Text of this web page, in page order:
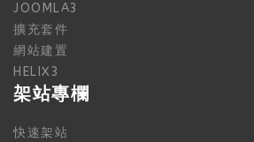
JOOMLA3
擴充套件
網站建置
HELIX3
架站專欄
快速架站